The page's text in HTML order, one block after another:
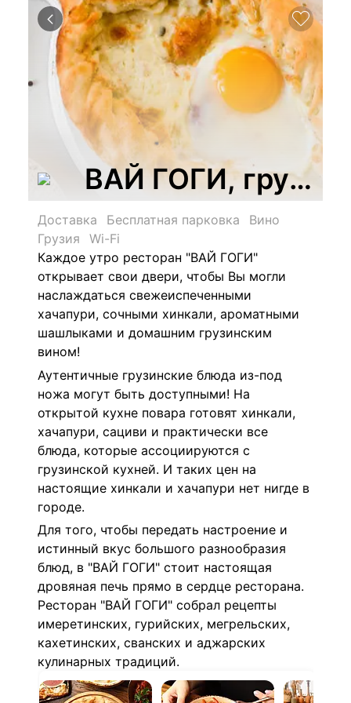
ВАЙ ГОГИ,
Доставка Бесплатная парковка
Вино
Грузия
Wi-Fi
Каждое утро ресторан "ВАЙ ГОГИ"
открывает свои двери, чтобы Вы могли
наслаждаться свежеиспеченными
хачапури, сочными хинкали, ароматными
шашлыками и домашним грузинским
вином!
Аутентичные грузинские блюда из-под
ножа могут быть доступными! На
открытой кухне повара готовят хинкали,
хачапури, сациви и практически все
блюда, которые ассоциируются с
грузинской кухней. И таких цен на
настоящие хинкали и хачапури нет нигде в
городе.
Для того, чтобы передать настроение и
истинный вкус большого разнообразия
блюд, в "ВАЙ ГОГИ" стоит настоящая
дровяная печь прямо в сердце ресторана.
Ресторан "ВАЙ ГОГИ" собрал рецепты
имеретинских, гурийских, мегрельских,
кахетинских, сванских и аджарских
кулинарных традиций.